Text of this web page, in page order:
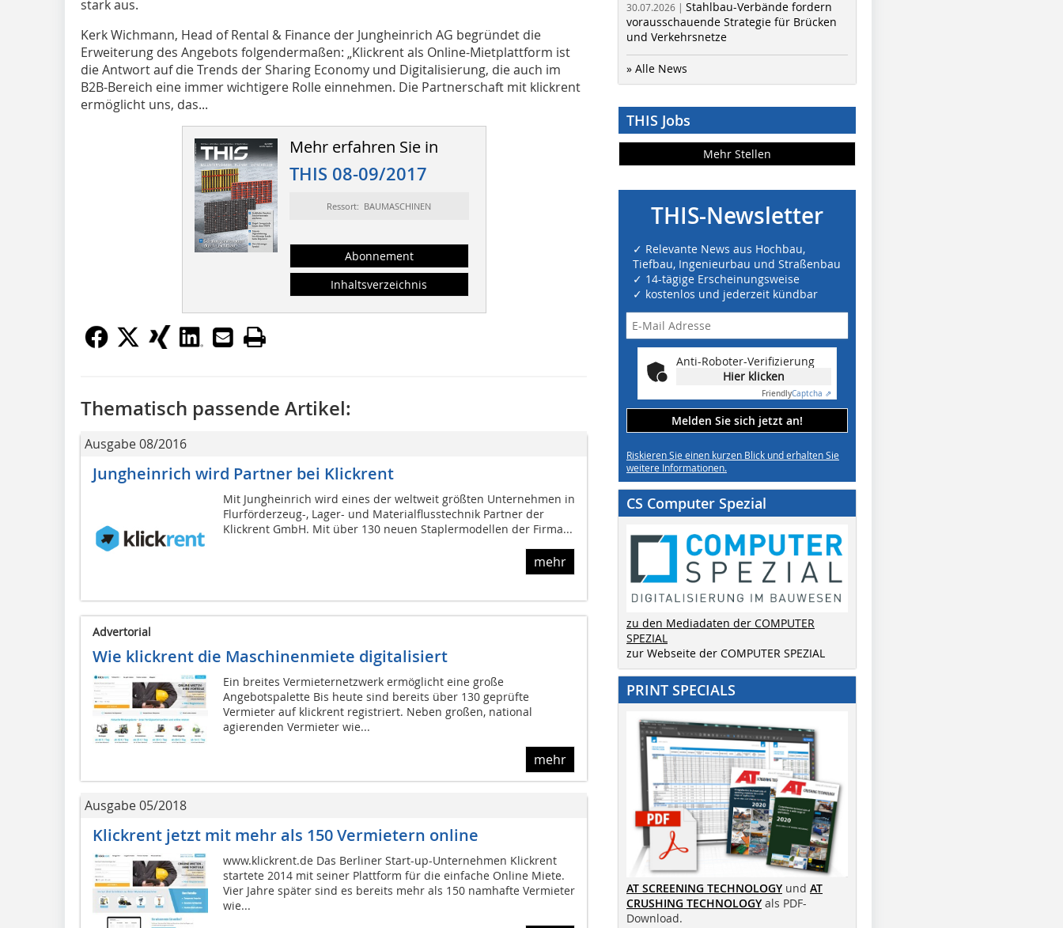
stark aus.
Kerk Wichmann, Head of Rental & Finance der Jungheinrich AG begründet die
Erweiterung des Angebots folgendermaßen: „Klickrent als Online-Mietplattform ist
die Antwort auf die Trends der Sharing Economy und Digitalisierung, die auch im
B2B-Bereich eine immer wichtigere Rolle einnehmen. Die Partnerschaft mit klickrent
ermöglicht uns, das...
Mehr erfahren Sie in
THIS 08-09/2017
Ressort: BAUMASCHINEN
Abonnement
Inhaltsverzeichnis
Thematisch passende Artikel:
Ausgabe 08/2016
Jungheinrich wird Partner bei Klickrent
Mit Jungheinrich wird eines der weltweit größten Unternehmen in
Flurförderzeug-, Lager- und Materialflusstechnik Partner der
Klickrent GmbH. Mit über 130 neuen Staplermodellen der Firma...
mehr
Advertorial
Wie klickrent die Maschinenmiete digitalisiert
Ein breites Vermieternetzwerk ermöglicht eine große
Angebotspalette Bis heute sind bereits über 130 geprüfte
Vermieter auf klickrent registriert. Neben großen, national
agierenden Vermieter wie...
mehr
Ausgabe 05/2018
Klickrent jetzt mit mehr als 150 Vermietern online
www.klickrent.de Das Berliner Start-up-Unternehmen Klickrent
startete 2014 mit seiner Plattform für die einfache Online Miete.
Vier Jahre später sind es bereits mehr als 150 namhafte Vermieter
wie...
30.07.2026 | Stahlbau-Verbände fordern
vorausschauende Strategie für Brücken
und Verkehrsnetze
» Alle News
THIS Jobs
Mehr Stellen
THIS-Newsletter
✓ Relevante News aus Hochbau,
Tiefbau, Ingenieurbau und Straßenbau
✓ 14-tägige Erscheinungsweise
✓ kostenlos und jederzeit kündbar
Anti-Roboter-Verifizierung
Hier klicken
FriendlyCaptcha ⇗
Melden Sie sich jetzt an!
Riskieren Sie einen kurzen Blick und erhalten Sie
weitere Informationen.
CS Computer Spezial
zu den Mediadaten der COMPUTER
SPEZIAL
zur Webseite der COMPUTER SPEZIAL
PRINT SPECIALS
AT SCREENING TECHNOLOGY und AT
CRUSHING TECHNOLOGY als PDF-
Download.